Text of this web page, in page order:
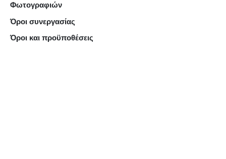
Φωτογραφιών
Όροι συνεργασίας
Όροι και προϋποθέσεις